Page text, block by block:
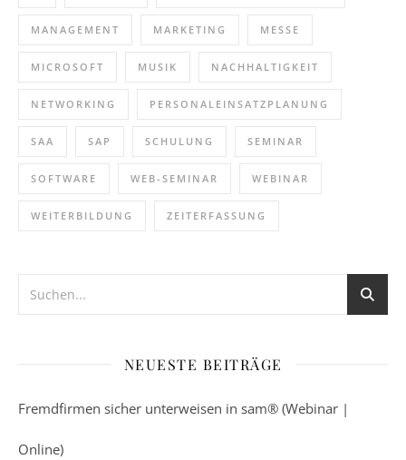
MANAGEMENT MARKETING MESSE
MICROSOFT MUSIK NACHHALTIGKEIT
NETWORKING PERSONALEINSATZPLANUNG
SAA SAP SCHULUNG SEMINAR
SOFTWARE WEB-SEMINAR WEBINAR
WEITERBILDUNG ZEITERFASSUNG
NEUESTE BEITRÄGE
Fremdfirmen sicher unterweisen in sam® (Webinar |
Online)